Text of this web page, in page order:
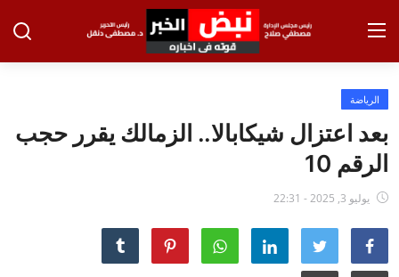
تسجيل الدخول
الرئيسية
الاخبار
الاقتصاد
الحوادث
الرياضة
بعد اعتزال شيكابالا.. الزمالك يقرر حجب
الرقم 10
يوليو 3, 2025 - 22:31